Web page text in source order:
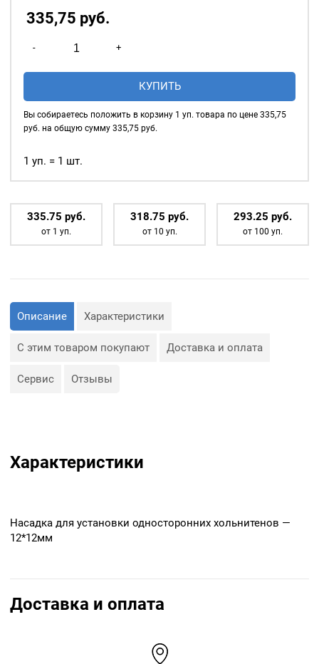
335,75 руб.
-
товара
Насадки
хольнитенов
12*12мм
+
КУПИТЬ
Вы собираетесь положить в корзину 1 уп. товара по цене 335,75
руб. на общую сумму 335,75руб.
1 уп. = 1 шт.
335.75 руб.
от 1 уп.
318.75 руб.
от 10 уп.
293.25 руб.
от 100 уп.
Описание Характеристики
С этим товаром покупают Доставка и оплата
Сервис Отзывы
Характеристики
Насадка для установки односторонних хольнитенов —
12*12мм
Доставка и оплата